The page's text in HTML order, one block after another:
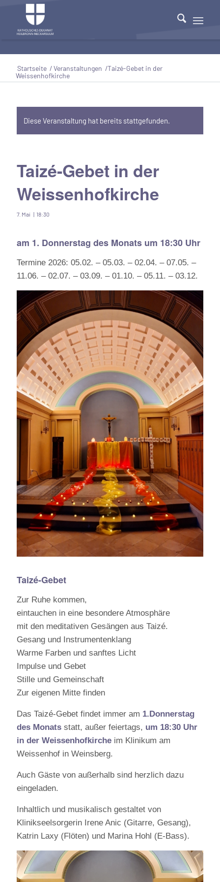
Startseite /Veranstaltungen /Taizé-Gebet in der
Weissenhofkirche
Diese Veranstaltung hat bereits stattgefunden.
Taizé-Gebet in der
Weissenhofkirche
7. Mai | 18:30
am 1. Donnerstag des Monats um 18:30 Uhr
Termine 2026: 05.02. – 05.03. – 02.04. – 07.05. –
11.06. – 02.07. – 03.09. – 01.10. – 05.11. – 03.12.
Taizé-Gebet
Zur Ruhe kommen,
eintauchen in eine besondere Atmosphäre
mit den meditativen Gesängen aus Taizé.
Gesang und Instrumentenklang
Warme Farben und sanftes Licht
Impulse und Gebet
Stille und Gemeinschaft
Zur eigenen Mitte finden
Das Taizé-Gebet findet immer am 1.Donnerstag
des Monatsstatt, außer feiertags, um 18:30 Uhr
in der Weissenhofkircheim Klinikum am
Weissenhof in Weinsberg.
Auch Gäste von außerhalb sind herzlich dazu
eingeladen.
Inhaltlich und musikalisch gestaltet von
Klinikseelsorgerin Irene Anic (Gitarre, Gesang),
Katrin Laxy (Flöten) und Marina Hohl (E-Bass).